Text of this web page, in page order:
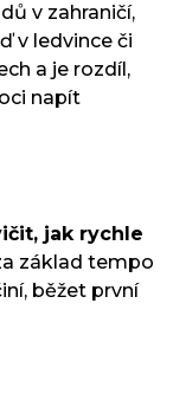
v zahraničí,
v ledvince či
a je rozdíl,
napít
jak rychle
základ tempo
běžet první